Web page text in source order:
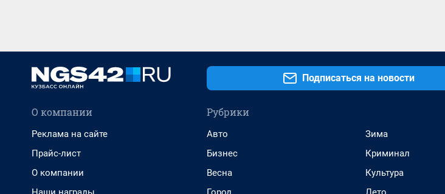
Подписаться на новости
О компании
Реклама на сайте
Прайс-лист
О компании
Рубрики
Авто
Бизнес
Весна
Зима
Криминал
Культура